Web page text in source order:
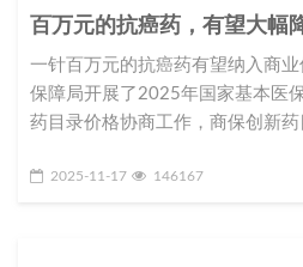
百万元的抗癌药，有望大幅
一针百万元的抗癌药有望纳入商
保障局开展了2025年国家基本医
药目录价格协商工作，商保创新
2025-11-17 146167